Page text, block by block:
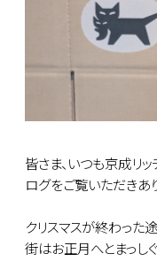
皆さま、いつも京成リ
ログをご覧いただきあ
クリスマスが終わった
街はお正月へとまっし